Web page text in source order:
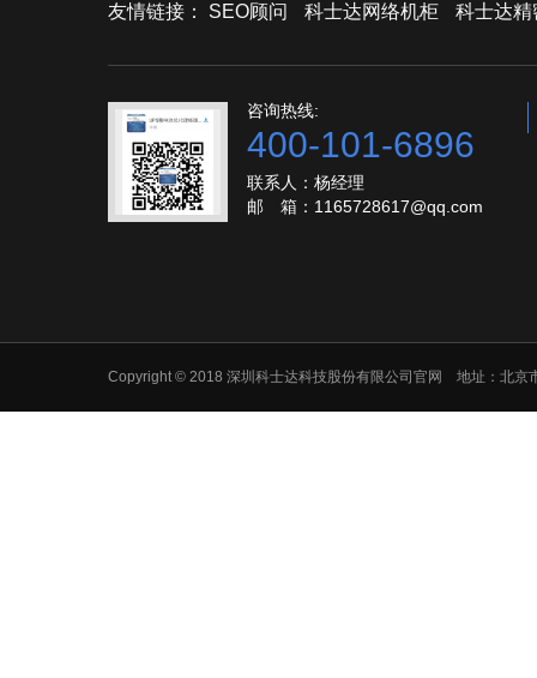
友情链接： SEO顾问 科士达网络机柜 科士达精
咨询热线:
400-101-6896
联系人：杨经理
邮 箱：1165728617@qq.com
Copyright © 2018 深圳科士达科技股份有限公司官网 地址：北京